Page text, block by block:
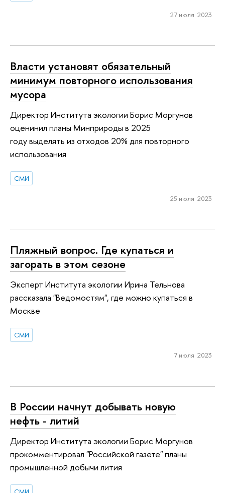
27 июля 2023
Власти установят обязательный
минимум повторного использования
мусора
Директор Института экологии Борис Моргунов
оценинил планы Минприроды в 2025
году выделять из отходов 20% для повторного
использования
СМИ
25 июля 2023
Пляжный вопрос. Где купаться и
загорать в этом сезоне
Эксперт Института экологии Ирина Тельнова
рассказала "Ведомостям", где можно купаться в
Москве
СМИ
7 июля 2023
В России начнут добывать новую
нефть - литий
Директор Института экологии Борис Моргунов
прокомментировал "Российской газете" планы
промышленной добычи лития